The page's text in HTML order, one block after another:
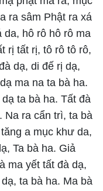
ra sâm Phật ra xá
da, hô rô hô rô ma
rị tất rị, tô rô tô rô,
dạ, di đế rị dạ,
ma na ta bà ha.
ta bà ha. Tất đà
Na ra cẩn trì, ta bà
a mục khư da,
Ta bà ha. Giả
ma yết tất đà dạ,
ta bà ha. Ma bà